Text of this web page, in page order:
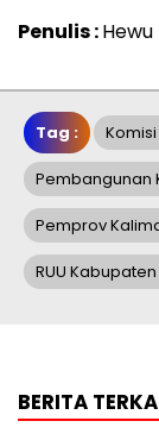
Penulis :Hewu
Tag : Komisi
Pembangunan
Pemprov
RUU
BERITA